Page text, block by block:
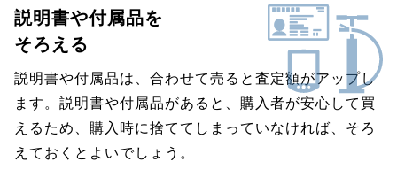
説明書や付属品を
そろえる
説明書や付属品は、合わせて売ると査定額がアップし
ます。説明書や付属品があると、購入者が安心して買
えるため、購入時に捨ててしまっていなければ、そろ
えておくとよいでしょう。